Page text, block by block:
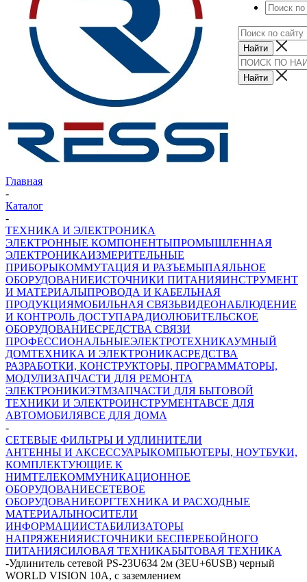
Главная
-
Каталог
-
ТЕХНИКА И ЭЛЕКТРОНИКА
ЭЛЕКТРОННЫЕ КОМПОНЕНТЫПРОМЫШЛЕННАЯ
ЭЛЕКТРОНИКАИЗМЕРИТЕЛЬНЫЕ
ПРИБОРЫКОММУТАЦИЯ И РАЗЪЕМЫПАЯЛЬНОЕ
ОБОРУДОВАНИЕИСТОЧНИКИ ПИТАНИЯИНСТРУМЕНТ
И МАТЕРИАЛЫПРОВОДА И КАБЕЛЬНАЯ
ПРОДУКЦИЯМОБИЛЬНАЯ СВЯЗЬВИДЕОНАБЛЮДЕНИЕ
И КОНТРОЛЬ ДОСТУПАРАДИОЛЮБИТЕЛЬСКОЕ
ОБОРУДОВАНИЕСРЕДСТВА СВЯЗИ
ПРОФЕССИОНАЛЬНЫЕЭЛЕКТРОТЕХНИКАУМНЫЙ
ДОМТЕХНИКА И ЭЛЕКТРОНИКАСРЕДСТВА
РАЗРАБОТКИ, КОНСТРУКТОРЫ, ПРОГРАММАТОРЫ,
МОДУЛИЗАПЧАСТИ ДЛЯ РЕМОНТА
ЭЛЕКТРОНИКИЭТМЗАПЧАСТИ ДЛЯ БЫТОВОЙ
ТЕХНИКИ И ЭЛЕКТРОИНСТРУМЕНТАВСЕ ДЛЯ
АВТОМОБИЛЯВСЕ ДЛЯ ДОМА
-
СЕТЕВЫЕ ФИЛЬТРЫ И УДЛИНИТЕЛИ
АНТЕННЫ И АКСЕССУАРЫКОМПЬЮТЕРЫ, НОУТБУКИ,
КОМПЛЕКТУЮЩИЕ К
НИМТЕЛЕКОММУНИКАЦИОННОЕ
ОБОРУДОВАНИЕСЕТЕВОЕ
ОБОРУДОВАНИЕОРГТЕХНИКА И РАСХОДНЫЕ
МАТЕРИАЛЫНОСИТЕЛИ
ИНФОРМАЦИИСТАБИЛИЗАТОРЫ
НАПРЯЖЕНИЯИСТОЧНИКИ БЕСПЕРЕБОЙНОГО
ПИТАНИЯСИЛОВАЯ ТЕХНИКАБЫТОВАЯ ТЕХНИКА
-Удлинитель сетевой PS-23U634 2м (3EU+6USB) черный
WORLD VISION 10A, с заземлением